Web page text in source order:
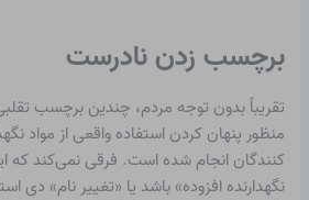
برچسب زدن نادرست
تقریباً بدون توجه مردم، چندین برچسب
منظور پنهان کردن استفاده واقعی از مواد
کنندگان انجام شده است. فرقی نمی‌کند که
نگهدارنده افزوده» باشد یا «تغییر نام» دی